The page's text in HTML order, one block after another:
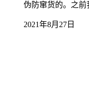
伪防窜货的。之
2021年8月27日